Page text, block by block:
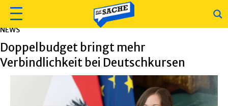
NEWS
Doppelbudget bringt mehr
Verbindlichkeit bei Deutschkursen